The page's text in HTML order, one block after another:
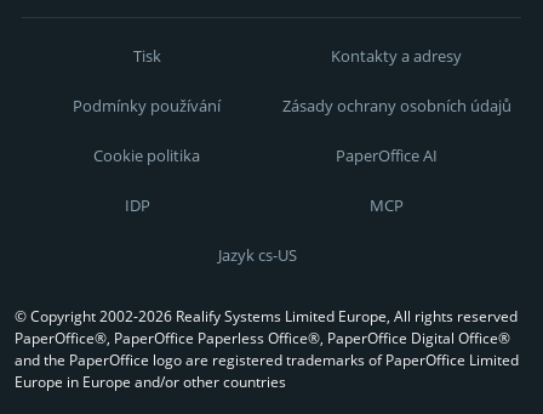
Tisk Kontakty a adresy
Podmínky používání Zásady ochrany osobních údajů
Cookie politika PaperOffice AI
IDP MCP
Jazyk cs-US
© Copyright 2002-2026 Realify Systems Limited Europe, All rights reserved
PaperOffice®, PaperOffice Paperless Office®, PaperOffice Digital Office®
and the PaperOffice logo are registered trademarks of PaperOffice Limited
Europe in Europe and/or other countries